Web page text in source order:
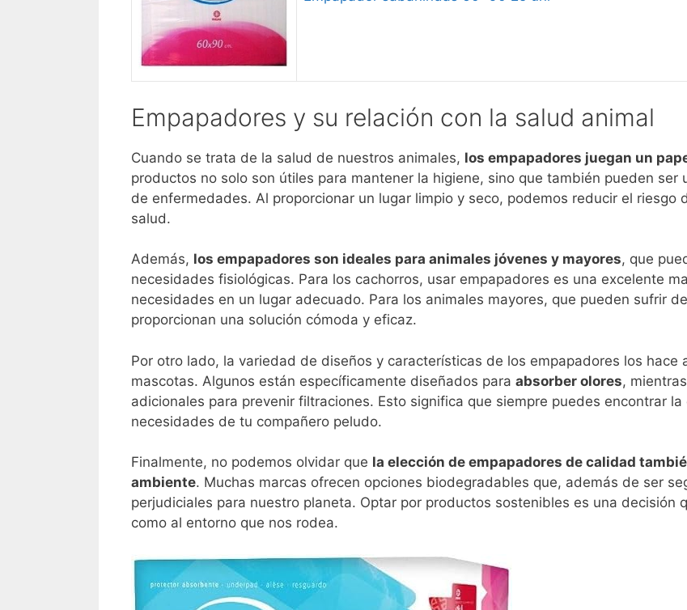
Empapadores y su relación con la salud animal
Cuando se trata de la salud de nuestros animales, los empapadores juegan un
productos no solo son útiles para mantener la higiene, sino que también pueden ser
de enfermedades. Al proporcionar un lugar limpio y seco, podemos reducir el riesgo
salud.
Además, los empapadores son ideales para animales jóvenes y mayores, que
necesidades fisiológicas. Para los cachorros, usar empapadores es una excelente
necesidades en un lugar adecuado. Para los animales mayores, que pueden sufrir
proporcionan una solución cómoda y eficaz.
Por otro lado, la variedad de diseños y características de los empapadores los
mascotas. Algunos están específicamente diseñados para absorber olores,
adicionales para prevenir filtraciones. Esto significa que siempre puedes encontrar
necesidades de tu compañero peludo.
Finalmente, no podemos olvidar que la elección de empapadores de calidad
ambiente. Muchas marcas ofrecen opciones biodegradables que, además de ser
perjudiciales para nuestro planeta. Optar por productos sostenibles es una decisión
como al entorno que nos rodea.